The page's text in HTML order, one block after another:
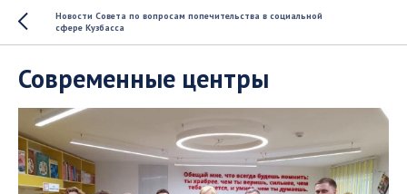
Новости Совета по вопросам попечительства в социальной
сфере Кузбасса
Современные центры